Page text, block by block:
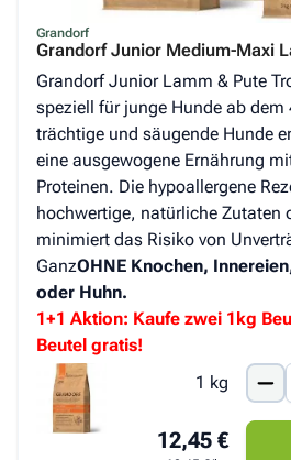
Grandorf
Grandorf Junior Medium-Maxi
Grandorf Junior Lamm & Pute
speziell für junge Hunde ab
trächtige und säugende Hunde
eine ausgewogene Ernährung
Proteinen. Die hypoallergene
hochwertige, natürliche Zutaten
minimiert das Risiko von
GanzOHNE Knochen,
oder Huhn.
1+1 Aktion: Kaufe zwei 1kg
Beutel gratis!
1 kg
12,45 €